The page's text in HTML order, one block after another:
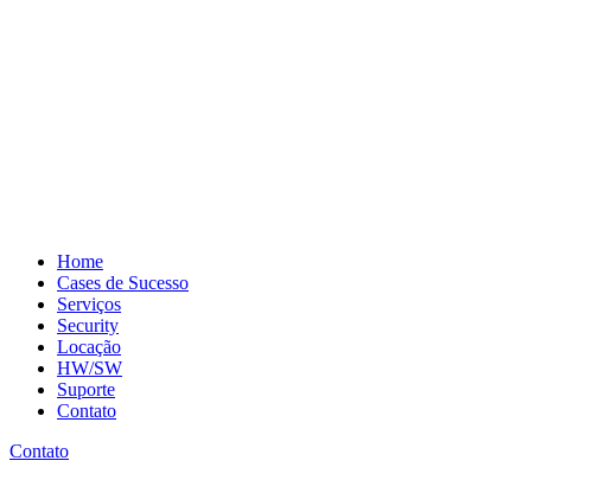
Home
Cases de Sucesso
Serviços
Security
Locação
HW/SW
Suporte
Contato
Contato